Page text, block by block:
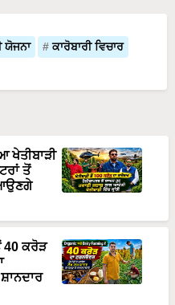
ਯੋਜਨਾ ਕਾਰੋਬਾਰੀ ਵਿਚਾਰ
ਖੇਤੀਬਾੜੀ
ਤੋਂ
40 ਕਰੋੜ